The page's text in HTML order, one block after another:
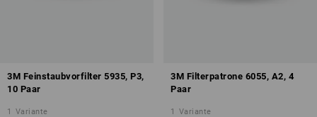
3M Feinstaubvorfilter 5935, P3,
10 Paar
1 Variante
3M Filterpatrone 6055, A2, 4
Paar
1 Variante